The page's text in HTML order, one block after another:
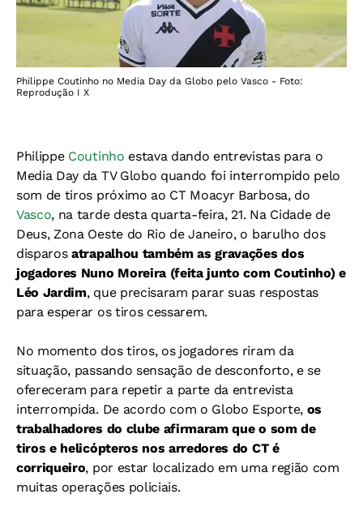
Philippe Coutinho no Media Day da Globo pelo Vasco - Foto:
Reprodução I X
Philippe Coutinho estava dando entrevistas para o
Media Day da TV Globo quando foi interrompido pelo
som de tiros próximo ao CT Moacyr Barbosa, do
Vasco, na tarde desta quarta-feira, 21. Na Cidade de
Deus, Zona Oeste do Rio de Janeiro, o barulho dos
disparosatrapalhou também as gravações dos
jogadores Nuno Moreira (feita junto com Coutinho) e
Léo Jardim, que precisaram parar suas respostas
para esperar os tiros cessarem.
No momento dos tiros, os jogadores riram da
situação, passando sensação de desconforto, e se
ofereceram para repetir a parte da entrevista
interrompida. De acordo com o Globo Esporte, os
trabalhadores do clube afirmaram que o som de
tiros e helicópteros nos arredores do CT é
corriqueiro, por estar localizado em uma região com
muitas operações policiais.